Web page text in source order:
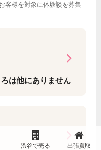
客様を対象に体験談を募集
は他にありません
渋谷で売る 出張買取